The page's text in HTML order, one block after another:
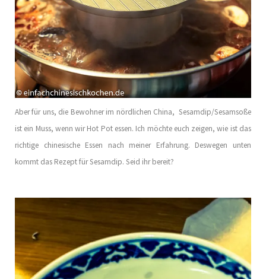
Aber für uns, die Bewohner im nördlichen China, Sesamdip/Sesamsoße
ist ein Muss, wenn wir Hot Pot essen. Ich möchte euch zeigen, wie ist das
richtige chinesische Essen nach meiner Erfahrung. Deswegen unten
kommt das Rezept für Sesamdip. Seid ihr bereit?